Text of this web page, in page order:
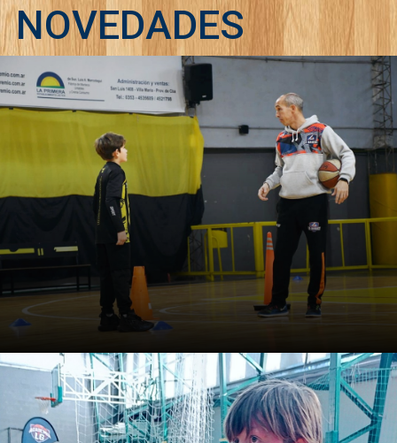
NOVEDADES
Veinte perguntas para
treinadores de basquete
formativo